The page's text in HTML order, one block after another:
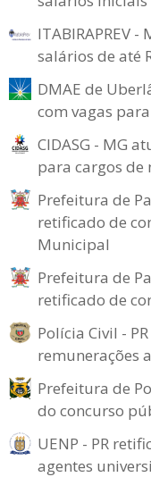
ITABIRAPREV
salários de até
DMAE de
com vagas
CIDASG - MG
para cargos de
Prefeitura de
retificado de
Municipal
Prefeitura de
retificado de
Polícia Civil -
remunerações
Prefeitura de
do concurso
UENP - PR
agentes